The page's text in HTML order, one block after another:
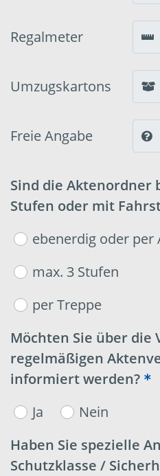
Regalmeter
Umzugskartons
Freie Angabe
Sind die Aktenordner
Stufen oder mit
ebenerdig oder per
max. 3 Stufen
per Treppe
Möchten Sie über die
regelmäßigen
informiert werden?
Ja
Nein
Haben Sie spezielle
Schutzklasse /